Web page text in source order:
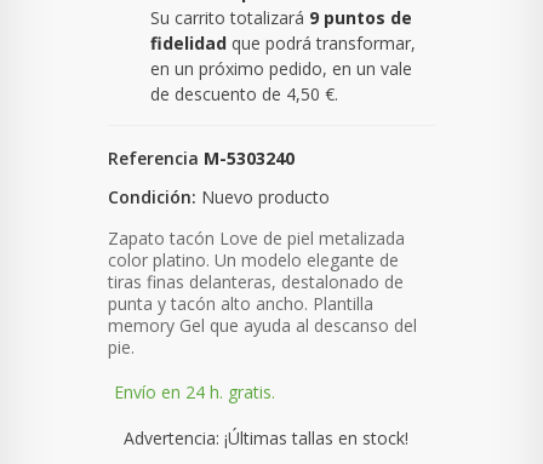
Su carrito totalizará 9 puntos de
fidelidad que podrá transformar,
en un próximo pedido, en un vale
de descuento de 4,50 €.
Referencia M-5303240
Condición: Nuevo producto
Zapato tacón Love de piel metalizada
color platino. Un modelo elegante de
tiras finas delanteras, destalonado de
punta y tacón alto ancho. Plantilla
memory Gel que ayuda al descanso del
pie.
Envío en 24 h. gratis.
Advertencia: ¡Últimas tallas en stock!